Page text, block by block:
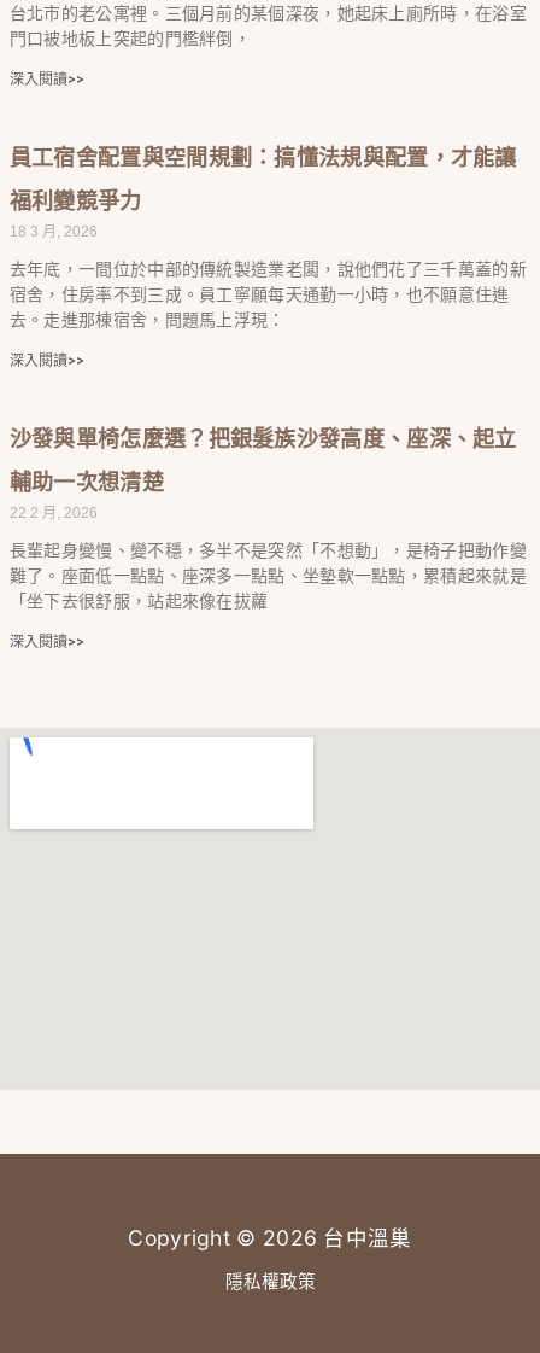
台北市的老公寓裡。三個月前的某個深夜，她起床上廁所時，在浴室
門口被地板上突起的門檻絆倒，
深入閱讀>>
員工宿舍配置與空間規劃：搞懂法規與配置，才能讓
福利變競爭力
18 3 月, 2026
去年底，一間位於中部的傳統製造業老闆，說他們花了三千萬蓋的新
宿舍，住房率不到三成。員工寧願每天通勤一小時，也不願意住進
去。走進那棟宿舍，問題馬上浮現：
深入閱讀>>
沙發與單椅怎麼選？把銀髮族沙發高度、座深、起立
輔助一次想清楚
22 2 月, 2026
長輩起身變慢、變不穩，多半不是突然「不想動」，是椅子把動作變
難了。座面低一點點、座深多一點點、坐墊軟一點點，累積起來就是
「坐下去很舒服，站起來像在拔蘿
深入閱讀>>
Copyright © 2026 台中溫巢
隱私權政策